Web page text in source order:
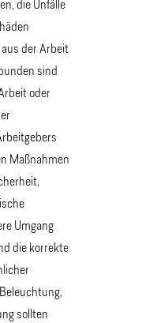
die Unfälle
der Arbeit
sind
oder
Maßnahmen
Umgang
die korrekte
sollten